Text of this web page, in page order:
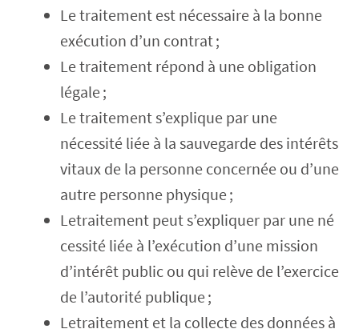
Le traitement est nécessaire à la bonne
exécution d’un contrat ;
Le traitement répond à une obligation
légale ;
Le traitement s’explique par une
nécessité liée à la sauvegarde des intérêts
vitaux de la personne concernée ou d’une
autre personne physique ;
Letraitement peut s’expliquer par une né
cessité liée à l’exécution d’une mission
d’intérêt public ou qui relève de l’exercice
de l’autorité publique ;
Letraitement et la collecte des données à